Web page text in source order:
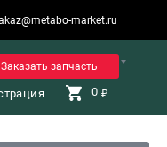
market.ru
Помона
Заказать запчасть
0 ₽